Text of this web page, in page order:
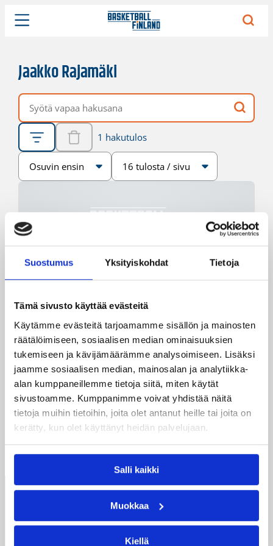
Suostumus Yksityiskohdat Tietoja
Tämä sivusto käyttää evästeitä
Käytämme evästeitä tarjoamamme sisällön ja mainosten
räätälöimiseen, sosiaalisen median ominaisuuksien
tukemiseen ja kävijämäärämme analysoimiseen. Lisäksi
jaamme sosiaalisen median, mainosalan ja analytiikka-
alan kumppaneillemme tietoja siitä, miten käytät
sivustoamme. Kumppanimme voivat yhdistää näitä
tietoja muihin tietoihin, joita olet antanut heille tai joita on
kerätty, kun olet käyttänyt heidän palvelujaan.
Salli kaikki
Muokkaa
Kiellä
Jaakko Rajamäki
Vapaa hakusana
1 hakutulos
Järjestys
Sivukoko
Uusia kasvoja Pontevan
edustusjoukkueeseen
Hyvinkään Pontevan miesten edustusjoukkue on
saanut kaksi SM-tason vahvistusta. Viime
kaudella SM-Koriksessa pelanneet Ilari Lahtinen
ja Timo Turunen pukevat Pontevan paidan ylleen
tulevalla kaudella I divisioonassa.
← 1 →
Koripalloliitto
Urheilupuistontie 3